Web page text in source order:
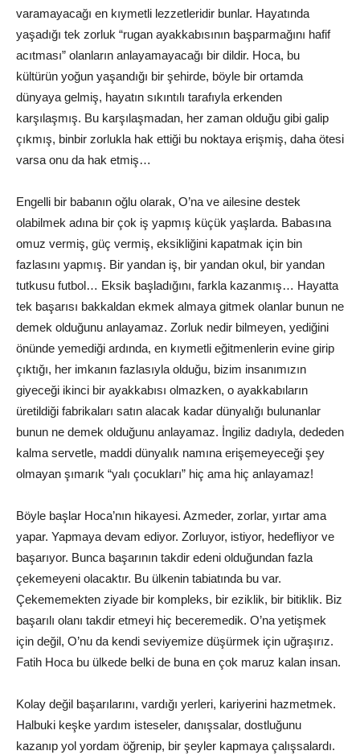
varamayacağı en kıymetli lezzetleridir bunlar. Hayatında
yaşadığı tek zorluk “rugan ayakkabısının başparmağını hafif
acıtması” olanların anlayamayacağı bir dildir. Hoca, bu
kültürün yoğun yaşandığı bir şehirde, böyle bir ortamda
dünyaya gelmiş, hayatın sıkıntılı tarafıyla erkenden
karşılaşmış. Bu karşılaşmadan, her zaman olduğu gibi galip
çıkmış, binbir zorlukla hak ettiği bu noktaya erişmiş, daha ötesi
varsa onu da hak etmiş…
Engelli bir babanın oğlu olarak, O’na ve ailesine destek
olabilmek adına bir çok iş yapmış küçük yaşlarda. Babasına
omuz vermiş, güç vermiş, eksikliğini kapatmak için bin
fazlasını yapmış. Bir yandan iş, bir yandan okul, bir yandan
tutkusu futbol… Eksik başladığını, farkla kazanmış… Hayatta
tek başarısı bakkaldan ekmek almaya gitmek olanlar bunun ne
demek olduğunu anlayamaz. Zorluk nedir bilmeyen, yediğini
önünde yemediği ardında, en kıymetli eğitmenlerin evine girip
çıktığı, her imkanın fazlasıyla olduğu, bizim insanımızın
giyeceği ikinci bir ayakkabısı olmazken, o ayakkabıların
üretildiği fabrikaları satın alacak kadar dünyalığı bulunanlar
bunun ne demek olduğunu anlayamaz. İngiliz dadıyla, dededen
kalma servetle, maddi dünyalık namına erişemeyeceği şey
olmayan şımarık “yalı çocukları” hiç ama hiç anlayamaz!
Böyle başlar Hoca’nın hikayesi. Azmeder, zorlar, yırtar ama
yapar. Yapmaya devam ediyor. Zorluyor, istiyor, hedefliyor ve
başarıyor. Bunca başarının takdir edeni olduğundan fazla
çekemeyeni olacaktır. Bu ülkenin tabiatında bu var.
Çekememekten ziyade bir kompleks, bir eziklik, bir bitiklik. Biz
başarılı olanı takdir etmeyi hiç beceremedik. O’na yetişmek
için değil, O’nu da kendi seviyemize düşürmek için uğraşırız.
Fatih Hoca bu ülkede belki de buna en çok maruz kalan insan.
Kolay değil başarılarını, vardığı yerleri, kariyerini hazmetmek.
Halbuki keşke yardım isteseler, danışsalar, dostluğunu
kazanıp yol yordam öğrenip, bir şeyler kapmaya çalışsalardı.